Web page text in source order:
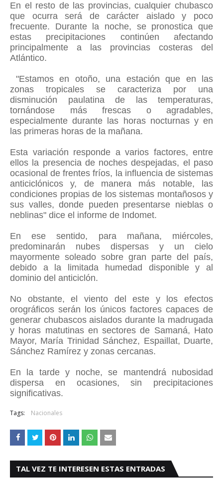
En el resto de las provincias, cualquier chubasco
que ocurra será de carácter aislado y poco
frecuente. Durante la noche, se pronostica que
estas precipitaciones continúen afectando
principalmente a las provincias costeras del
Atlántico.
"Estamos en otoño, una estación que en las
zonas tropicales se caracteriza por una
disminución paulatina de las temperaturas,
tornándose más frescas o agradables,
especialmente durante las horas nocturnas y en
las primeras horas de la mañana.
Esta variación responde a varios factores, entre
ellos la presencia de noches despejadas, el paso
ocasional de frentes fríos, la influencia de sistemas
anticiclónicos y, de manera más notable, las
condiciones propias de los sistemas montañosos y
sus valles, donde pueden presentarse nieblas o
neblinas" dice el informe de Indomet.
En ese sentido, para mañana, miércoles,
predominarán nubes dispersas y un cielo
mayormente soleado sobre gran parte del país,
debido a la limitada humedad disponible y al
dominio del anticiclón.
No obstante, el viento del este y los efectos
orográficos serán los únicos factores capaces de
generar chubascos aislados durante la madrugada
y horas matutinas en sectores de Samaná, Hato
Mayor, María Trinidad Sánchez, Espaillat, Duarte,
Sánchez Ramírez y zonas cercanas.
En la tarde y noche, se mantendrá nubosidad
dispersa en ocasiones, sin precipitaciones
significativas.
Tags: Nacionales
TAL VEZ TE INTERESEN ESTAS ENTRADAS